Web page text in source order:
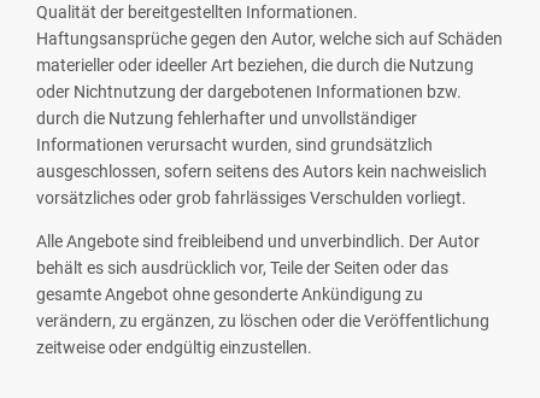
Qualität der bereitgestellten Informationen.
Haftungsansprüche gegen den Autor, welche sich auf Schäden
materieller oder ideeller Art beziehen, die durch die Nutzung
oder Nichtnutzung der dargebotenen Informationen bzw.
durch die Nutzung fehlerhafter und unvollständiger
Informationen verursacht wurden, sind grundsätzlich
ausgeschlossen, sofern seitens des Autors kein nachweislich
vorsätzliches oder grob fahrlässiges Verschulden vorliegt.
Alle Angebote sind freibleibend und unverbindlich. Der Autor
behält es sich ausdrücklich vor, Teile der Seiten oder das
gesamte Angebot ohne gesonderte Ankündigung zu
verändern, zu ergänzen, zu löschen oder die Veröffentlichung
zeitweise oder endgültig einzustellen.